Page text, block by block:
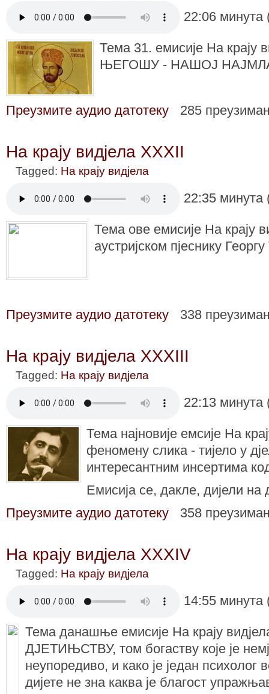
22:06
Тема 31. емисије На крају
ЊЕГОШУ - НАШОЈ
Преузмите аудио датотеку 285
На крају видјела XXXII
Tagged: На крају видјела
22:35
Тема ове емисије На крају
аустријском пјеснику
Преузмите аудио датотеку 338
На крају видјела XXXIII
Tagged: На крају видјела
22:13
Тема најновије емсије На
феномену слика - тијело у
интересантним инсертима
Емисија се, дакле, дијели на
Преузмите аудио датотеку
358
На крају видјела XXXIV
Tagged: На крају видјела
14:55
Тема данашње емисије На крају
ДЈЕТИЊСТВУ, том богаству које је
неупоредиво, и како је један
дијете не зна каква је благост